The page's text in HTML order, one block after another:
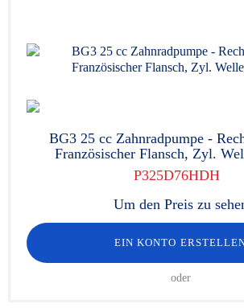
BG3 25 cc Zahnradpumpe -
Französischer Flansch, Zyl.
P325D76HDH
Um den Preis zu
EIN KONTO
oder